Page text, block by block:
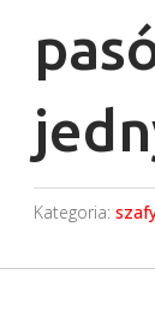
Kategoria: